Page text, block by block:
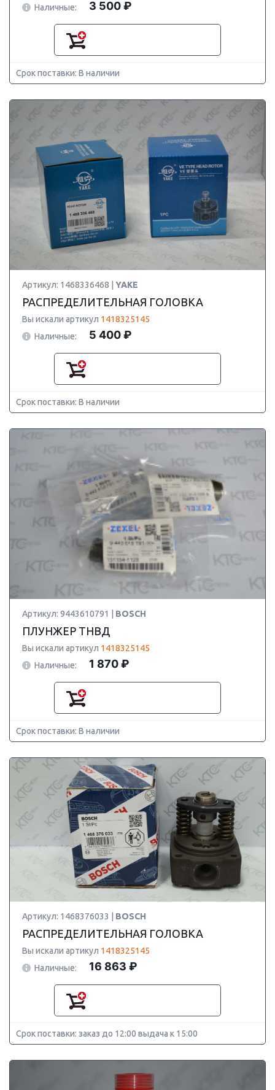
Наличные: 3 500 ₽
Срок поставки: В наличии
Артикул: 1468336468 | YAKE
РАСПРЕДЕЛИТЕЛЬНАЯ ГОЛОВКА
Вы искали артикул 1418325145
Наличные:
5 400 ₽
Срок поставки: В наличии
Артикул: 9443610791 | BOSCH
ПЛУНЖЕР ТНВД
Вы искали артикул 1418325145
Наличные:
1 870 ₽
Срок поставки: В наличии
Артикул: 1468376033 | BOSCH
РАСПРЕДЕЛИТЕЛЬНАЯ ГОЛОВКА
Вы искали артикул 1418325145
Наличные:
16 863 ₽
Срок поставки: заказ до 12:00 выдача к 15:00